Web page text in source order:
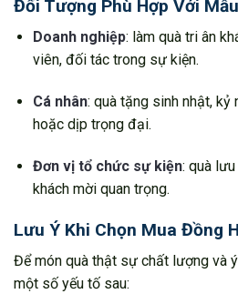
Đối Tượng Phù Hợp Với
Doanh nghiệp: làm quà tri ân
viên, đối tác trong sự kiện.
Cá nhân: quà tặng sinh nhật, kỷ
hoặc dịp trọng đại.
Đơn vị tổ chức sự kiện: quà
khách mời quan trọng.
Lưu Ý Khi Chọn Mua Đồng
Để món quà thật sự chất lượng và
một số yếu tố sau: